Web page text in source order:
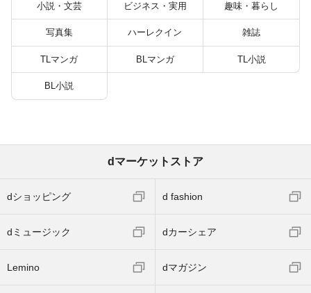
小説・文芸 ビジネス・実用 趣味・暮らし
写真集 ハーレクイン 雑誌
TLマンガ BLマンガ TL小説
BL小説
dマーケットストア
dショッピング d fashion
dミュージック dカーシェア
Lemino dマガジン